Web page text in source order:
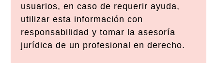
usuarios, en caso de requerir ayuda,
utilizar esta información con
responsabilidad y tomar la asesoría
jurídica de un profesional en derecho.